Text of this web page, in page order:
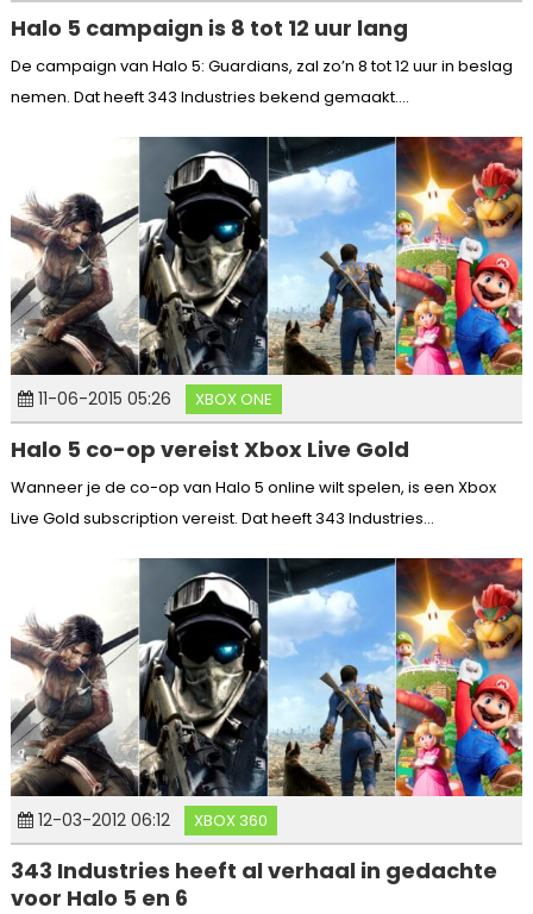
Halo 5 campaign is 8 tot 12 uur lang
De campaign van Halo 5: Guardians, zal zo’n 8 tot 12 uur in beslag
nemen. Dat heeft 343 Industries bekend gemaakt....
11-06-2015 05:26 XBOX ONE
Halo 5 co-op vereist Xbox Live Gold
Wanneer je de co-op van Halo 5 online wilt spelen, is een Xbox
Live Gold subscription vereist. Dat heeft 343 Industries...
12-03-2012 06:12 XBOX 360
343 Industries heeft al verhaal in gedachte
voor Halo 5 en 6